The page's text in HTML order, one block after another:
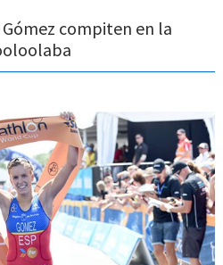
compiten en la